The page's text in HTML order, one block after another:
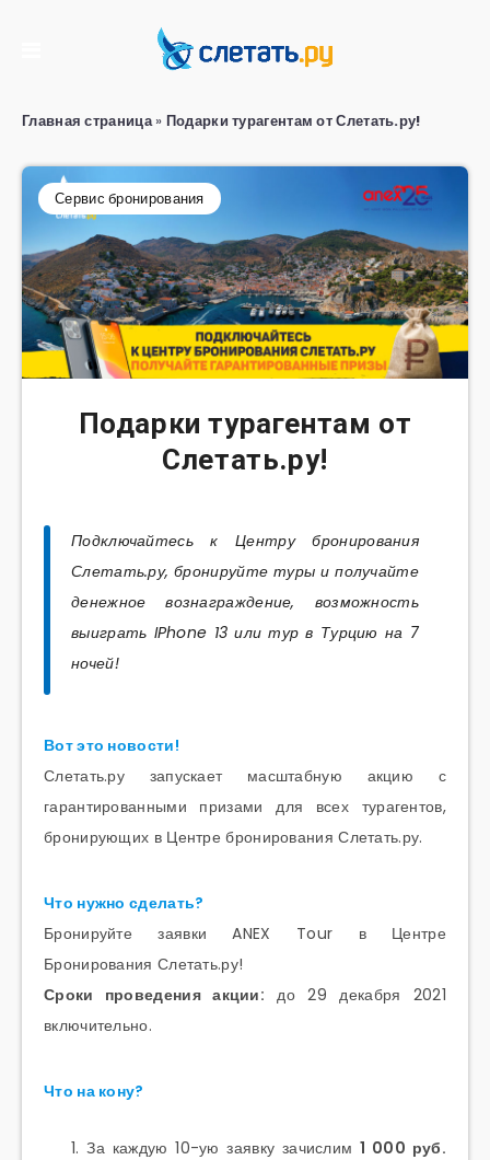
Главная страница» Подарки турагентам от Слетать.ру!
Сервис бронирования
Подарки турагентам от
Слетать.ру!
Подключайтесь к Центру бронирования
Слетать.ру, бронируйте туры и получайте
денежное вознаграждение, возможность
выиграть IPhone 13 или тур в Турцию на 7
ночей!
Вот это новости!
Слетать.ру запускает масштабную акцию с
гарантированными призами для всех турагентов,
бронирующих в Центре бронирования Слетать.ру.
Что нужно сделать?
Бронируйте заявки ANEX Tour в Центре
Бронирования Слетать.ру!
Сроки проведения акции: до 29 декабря 2021
включительно.
Что на кону?
За каждую 10-ую заявку зачислим1 000 руб.